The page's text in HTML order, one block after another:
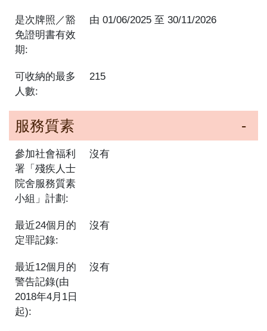
是次牌照／豁
免證明書有效
期:
由01/06/2025 至30/11/2026
可收納的最多
人數:
215
服務質素
參加社會福利
署「殘疾人士
院舍服務質素
小組」計劃:
沒有
最近24個月的
定罪記錄:
沒有
最近12個月的
警告記錄(由
2018年4月1日
起):
沒有